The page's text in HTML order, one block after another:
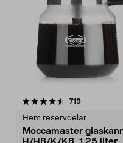
719recensioner
Hem reservdelar
Moccamaster
4.5 av 5 stjärnor